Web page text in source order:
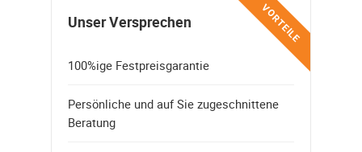
VORTEILE
Unser Versprechen
100%ige Festpreisgarantie
Persönliche und auf Sie zugeschnittene
Beratung